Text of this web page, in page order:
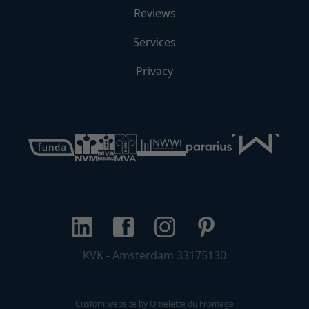
Excellent accessibility and amenities within walking
Healthy owners’ association, monthly service costs
Located on private land;
Reviews
Services
Privacy
KVK - Amsterdam 33175130
Custom website by Omelette du Fromage